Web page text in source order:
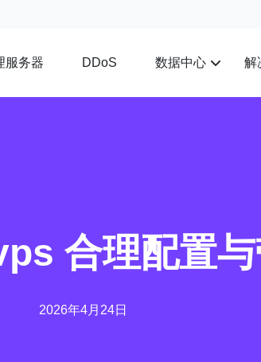
服务器 DDoS 数据中心 解
合理配置
2026年4月24日